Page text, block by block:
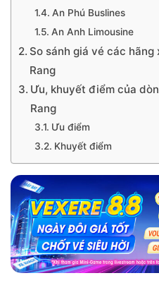
An Phú Buslines
An Anh Limousine
So sánh giá vé các hãng
Rang
Ưu, khuyết điểm của
Rang
Ưu điểm
Khuyết điểm